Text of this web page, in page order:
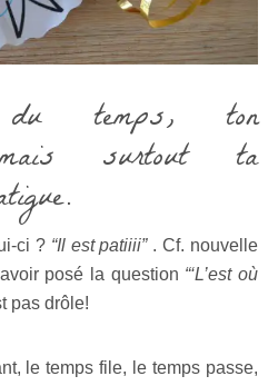
temps, ton
mais surtout ta
ci ? “Il est patiiii”. Cf. nouvelle
posé la question “‘L’est où
pas drôle!
le temps file, le temps passe,